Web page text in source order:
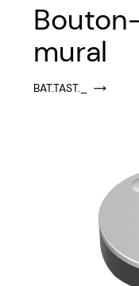
mural
BAT.TAST._